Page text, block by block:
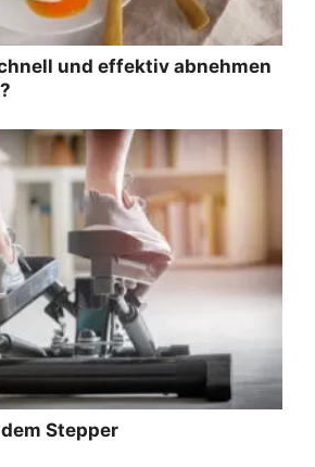
und effektiv abnehmen
Stepper